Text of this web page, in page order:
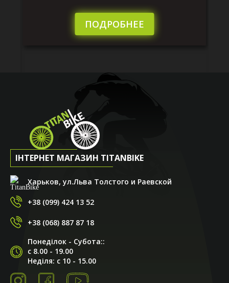
ПОДРОБНЕЕ
ІНТЕРНЕТ МАГАЗИН TITANBIKE
Харьков, ул.Льва Толстого и Раевской
+38 (099) 424 13 52
+38 (068) 887 87 18
Понеділок - Субота::
с 8.00 - 19.00
Неділя: с 10 - 15.00